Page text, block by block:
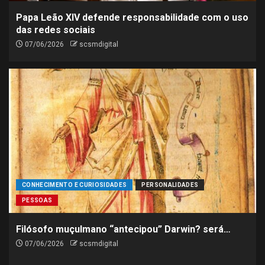
5
semana
Papa Leão XIV defende responsabilidade com o uso
das redes sociais
07/06/2026 scsmdigital
CONHECIMENTO E CURIOSIDADES PERSONALIDADES
PESSOAS
Filósofo muçulmano “antecipou” Darwin? será…
07/06/2026 scsmdigital